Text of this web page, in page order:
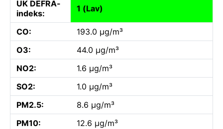
UK DEFRA-
indeks:
1 (Lav)
CO:
193.0 µg/m³
O3:
44.0 µg/m³
NO2:
1.6 µg/m³
SO2:
1.0 µg/m³
PM2.5:
8.6 µg/m³
PM10:
12.6 µg/m³